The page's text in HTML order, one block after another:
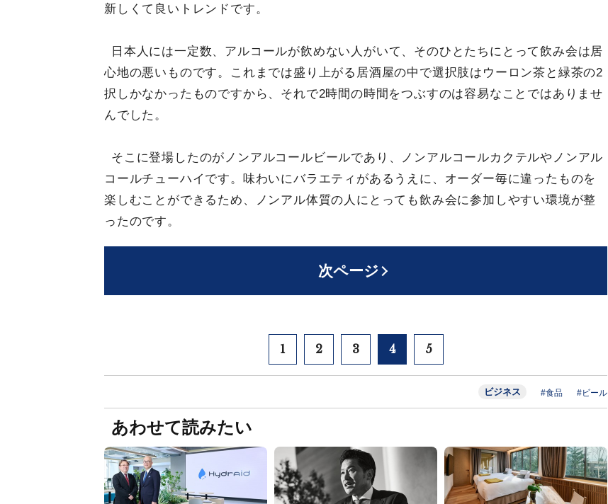
新しくて良いトレンドです。
日本人には一定数、アルコールが飲めない人がいて、そのひとたちにとって飲み会は居
心地の悪いものです。これまでは盛り上がる居酒屋の中で選択肢はウーロン茶と緑茶の2
択しかなかったものですから、それで2時間の時間をつぶすのは容易なことではありませ
んでした。
そこに登場したのがノンアルコールビールであり、ノンアルコールカクテルやノンアル
コールチューハイです。味わいにバラエティがあるうえに、オーダー毎に違ったものを
楽しむことができるため、ノンアル体質の人にとっても飲み会に参加しやすい環境が整
ったのです。
次ページ
1 2 3 4 5
ビジネス #食品 #ビール
あわせて読みたい